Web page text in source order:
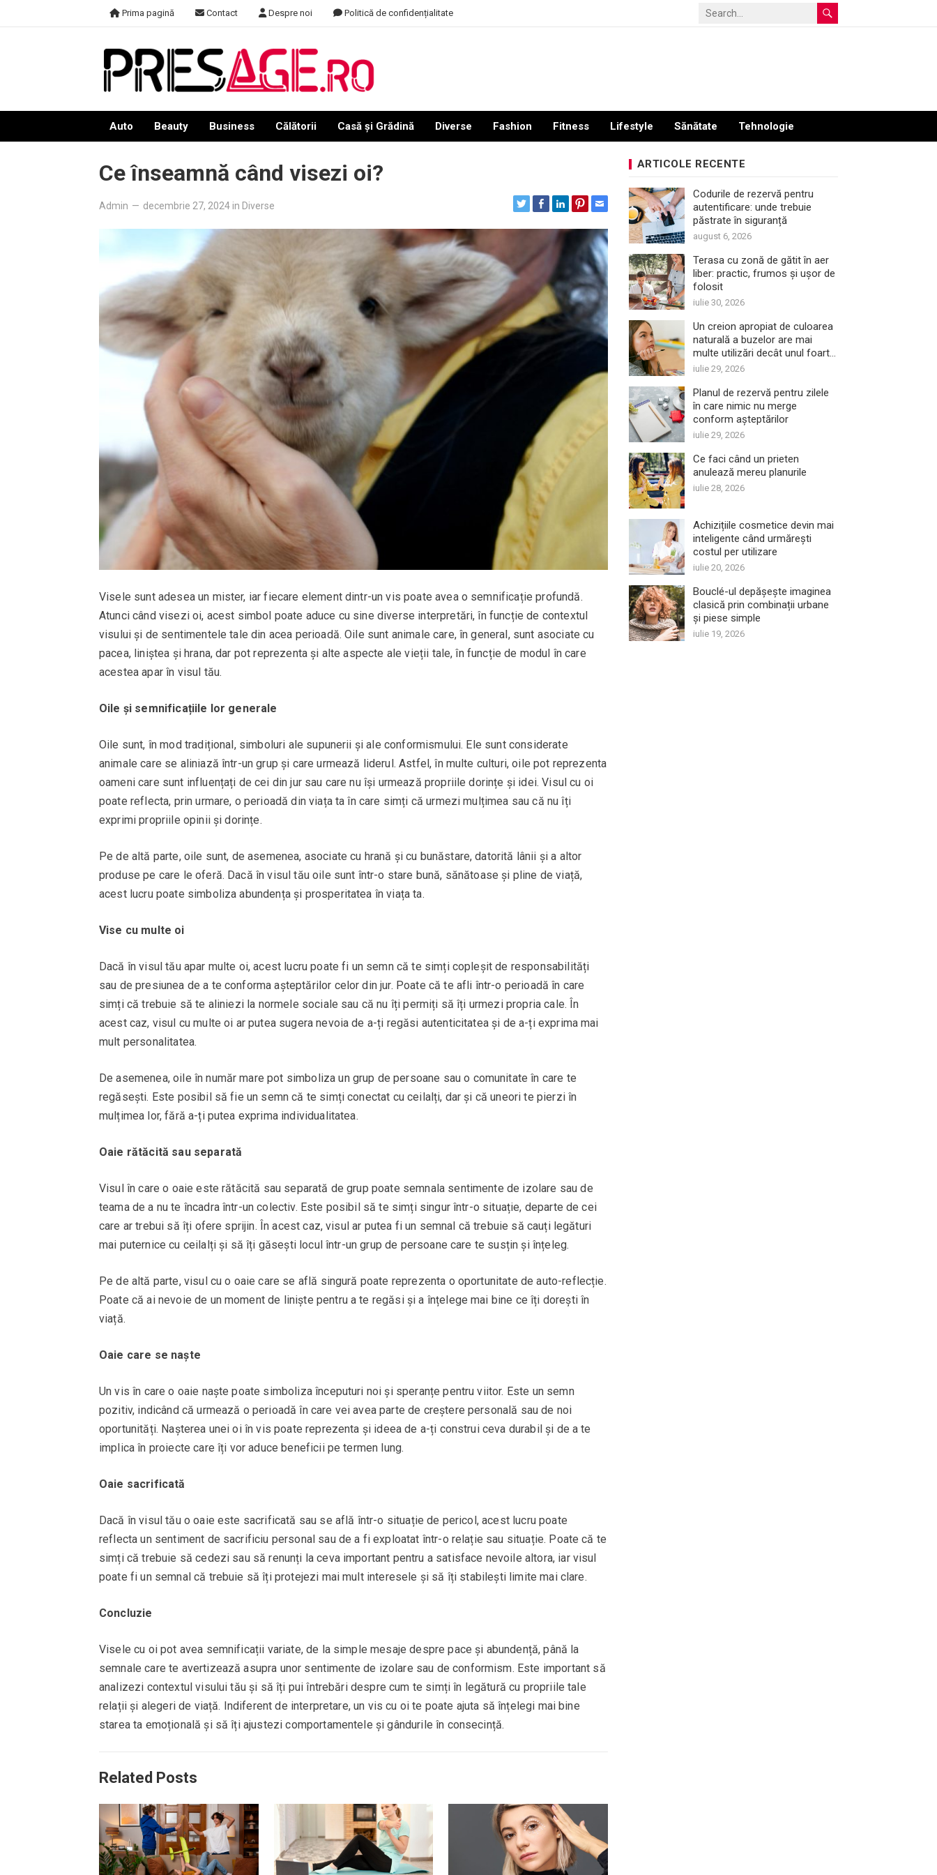
Prima pagină Contact Despre noi Politică de confidențialitate
Auto Beauty Business Călătorii Casă și Grădină Diverse Fashion Fitness Lifestyle Sănătate Tehnologie
Ce înseamnă când visezi oi?
Admin — decembrie 27, 2024 in Diverse
Visele sunt adesea un mister, iar fiecare element dintr-un vis poate avea o semnificație profundă.
Atunci când visezi oi, acest simbol poate aduce cu sine diverse interpretări, în funcție de contextul
visului și de sentimentele tale din acea perioadă. Oile sunt animale care, în general, sunt asociate cu
pacea, liniștea și hrana, dar pot reprezenta și alte aspecte ale vieții tale, în funcție de modul în care
acestea apar în visul tău.
Oile și semnificațiile lor generale
Oile sunt, în mod tradițional, simboluri ale supunerii și ale conformismului. Ele sunt considerate
animale care se aliniază într-un grup și care urmează liderul. Astfel, în multe culturi, oile pot reprezenta
oameni care sunt influențați de cei din jur sau care nu își urmează propriile dorințe și idei. Visul cu oi
poate reflecta, prin urmare, o perioadă din viața ta în care simți că urmezi mulțimea sau că nu îți
exprimi propriile opinii și dorințe.
Pe de altă parte, oile sunt, de asemenea, asociate cu hrană și cu bunăstare, datorită lânii și a altor
produse pe care le oferă. Dacă în visul tău oile sunt într-o stare bună, sănătoase și pline de viață,
acest lucru poate simboliza abundența și prosperitatea în viața ta.
Vise cu multe oi
Dacă în visul tău apar multe oi, acest lucru poate fi un semn că te simți copleșit de responsabilități
sau de presiunea de a te conforma așteptărilor celor din jur. Poate că te afli într-o perioadă în care
simți că trebuie să te aliniezi la normele sociale sau că nu îți permiți să îți urmezi propria cale. În
acest caz, visul cu multe oi ar putea sugera nevoia de a-ți regăsi autenticitatea și de a-ți exprima mai
mult personalitatea.
De asemenea, oile în număr mare pot simboliza un grup de persoane sau o comunitate în care te
regăsești. Este posibil să fie un semn că te simți conectat cu ceilalți, dar și că uneori te pierzi în
mulțimea lor, fără a-ți putea exprima individualitatea.
Oaie rătăcită sau separată
Visul în care o oaie este rătăcită sau separată de grup poate semnala sentimente de izolare sau de
teama de a nu te încadra într-un colectiv. Este posibil să te simți singur într-o situație, departe de cei
care ar trebui să îți ofere sprijin. În acest caz, visul ar putea fi un semnal că trebuie să cauți legături
mai puternice cu ceilalți și să îți găsești locul într-un grup de persoane care te susțin și înțeleg.
Pe de altă parte, visul cu o oaie care se află singură poate reprezenta o oportunitate de auto-reflecție.
Poate că ai nevoie de un moment de liniște pentru a te regăsi și a înțelege mai bine ce îți dorești în
viață.
Oaie care se naște
Un vis în care o oaie naște poate simboliza începuturi noi și speranțe pentru viitor. Este un semn
pozitiv, indicând că urmează o perioadă în care vei avea parte de creștere personală sau de noi
oportunități. Nașterea unei oi în vis poate reprezenta și ideea de a-ți construi ceva durabil și de a te
implica în proiecte care îți vor aduce beneficii pe termen lung.
Oaie sacrificată
Dacă în visul tău o oaie este sacrificată sau se află într-o situație de pericol, acest lucru poate
reflecta un sentiment de sacrificiu personal sau de a fi exploatat într-o relație sau situație. Poate că te
simți că trebuie să cedezi sau să renunți la ceva important pentru a satisface nevoile altora, iar visul
poate fi un semnal că trebuie să îți protejezi mai mult interesele și să îți stabilești limite mai clare.
Concluzie
Visele cu oi pot avea semnificații variate, de la simple mesaje despre pace și abundență, până la
semnale care te avertizează asupra unor sentimente de izolare sau de conformism. Este important să
analizezi contextul visului tău și să îți pui întrebări despre cum te simți în legătură cu propriile tale
relații și alegeri de viață. Indiferent de interpretare, un vis cu oi te poate ajuta să înțelegi mai bine
starea ta emoțională și să îți ajustezi comportamentele și gândurile în consecință.
Related Posts
ARTICOLE RECENTE
Codurile de rezervă pentru
autentificare: unde trebuie
păstrate în siguranță
august 6, 2026
Terasa cu zonă de gătit în aer
liber: practic, frumos și ușor de
folosit
iulie 30, 2026
Un creion apropiat de culoarea
naturală a buzelor are mai
multe utilizări decât unul foarte
închis
iulie 29, 2026
Planul de rezervă pentru zilele
în care nimic nu merge
conform așteptărilor
iulie 29, 2026
Ce faci când un prieten
anulează mereu planurile
iulie 28, 2026
Achizițiile cosmetice devin mai
inteligente când urmărești
costul per utilizare
iulie 20, 2026
Bouclé-ul depășește imaginea
clasică prin combinații urbane
și piese simple
iulie 19, 2026